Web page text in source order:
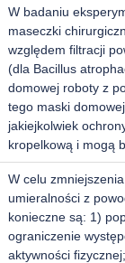
W badaniu
maseczki
względem filtracji
(dla Bacillus
domowej roboty z
tego maski
jakiejkolwiek
kropelkową i mogą
W celu
umieralności z
konieczne są: 1)
ograniczenie
aktywności